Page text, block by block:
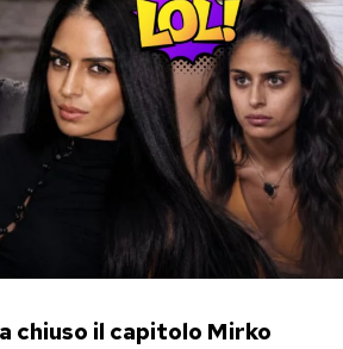
chiuso il capitolo Mirko